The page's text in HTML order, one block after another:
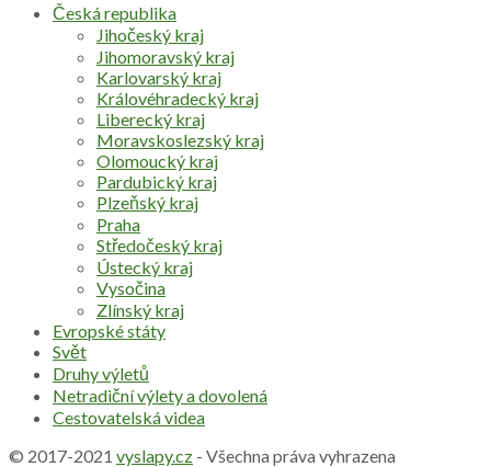
Česká republika
Jihočeský kraj
Jihomoravský kraj
Karlovarský kraj
Královéhradecký kraj
Liberecký kraj
Moravskoslezský kraj
Olomoucký kraj
Pardubický kraj
Plzeňský kraj
Praha
Středočeský kraj
Ústecký kraj
Vysočina
Zlínský kraj
Evropské státy
Svět
Druhy výletů
Netradiční výlety a dovolená
Cestovatelská videa
© 2017-2021 vyslapy.cz - Všechna práva vyhrazena